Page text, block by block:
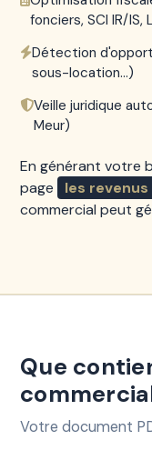
fonciers, SCI IR/IS,
Détection
sous-location...)
Veille juridique
Meur)
En générant votre
page
les
commercial peut
Que
Votre document